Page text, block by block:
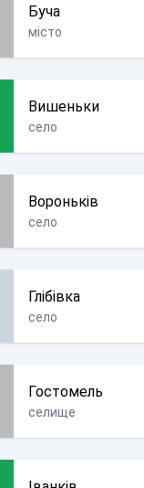
Буча
місто
Вишеньки
село
Вороньків
село
Глібівка
село
Гостомель
селище